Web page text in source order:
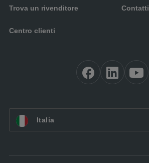
Trova un rivenditore Contatti
Centro clienti
IT: Italia